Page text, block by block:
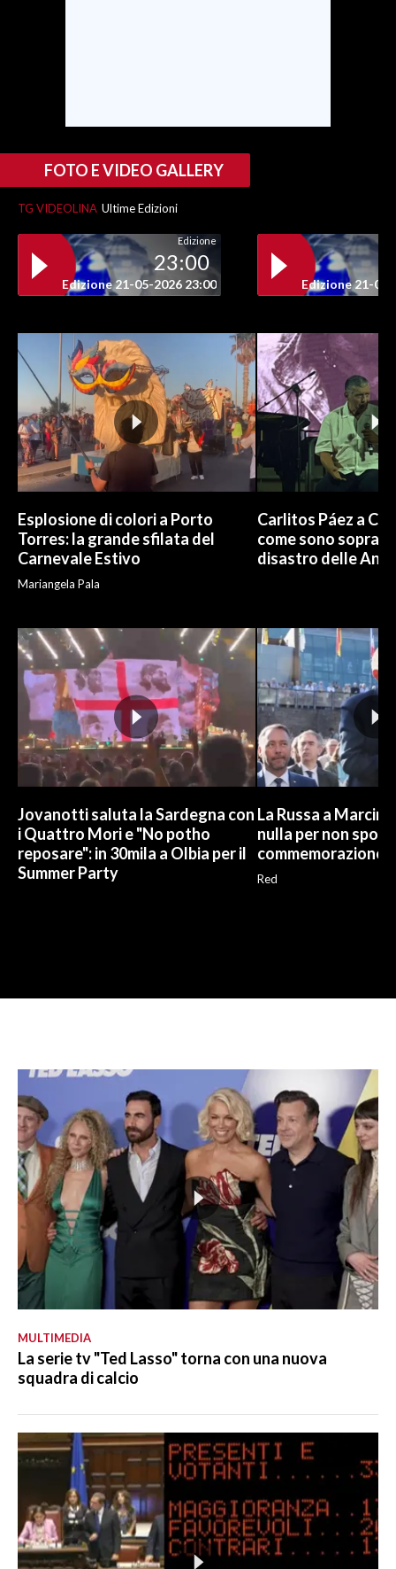
PUBBLICITÀ
SPIAGGE
STORE
FOTO E VIDEO GALLERY
TG VIDEOLINA Ultime Edizioni
Edizione
23:00
Edizione 21-05-2026 23:00 Edizione 21-05-
Esplosione di colori a Porto
Torres: la grande sfilata del
Carnevale Estivo
Mariangela Pala
Carlitos Páez a
come sono
disastro delle
Jovanotti saluta la Sardegna con
i Quattro Mori e "No potho
reposare": in 30mila a Olbia per il
Summer Party
La Russa a
nulla per non
commemorazione
Red
MULTIMEDIA
La serie tv "Ted Lasso" torna con una nuova
squadra di calcio